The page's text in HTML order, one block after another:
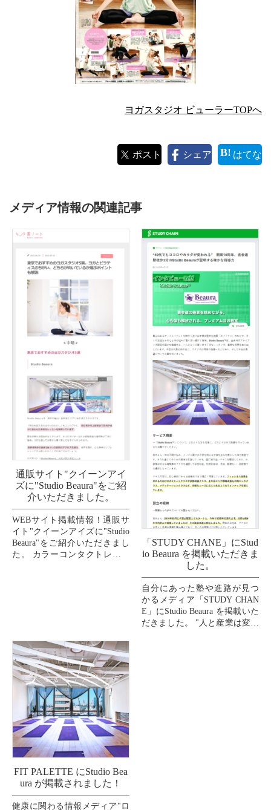
ヨガスタジオ ビューラーTOPへ
ポスト シェア はてな
メディア情報の関連記事
通販サイト"クイーンアイ
ズに"Studio Beaura"をご紹
介いただきました。
WEBサイト掲載情報！通販サ
イト"クイーンアイズに"Studio
Beaura"をご紹介いただきまし
た。 カラーコンタクトレンズ
「STUDY CHANE」にStud
io Beaura を掲載いただきま
した。
自分にあった塾や進路が見つ
かるメディア「STUDY CHAN
E」にStudio Beaura を掲載いた
だきました。 "人と産業は変わ
FIT PALETTE にStudio Bea
ura が掲載されました！
健康に関わる情報メディア"ロ